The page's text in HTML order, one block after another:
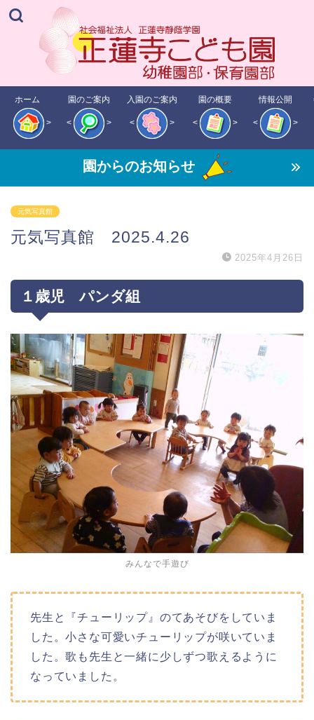
ホーム
>
園のご案内
< >
入園のご案内
< >
園の概要
< >
情報公開
< >
園からのお知らせ
元気写真館
元気写真館 2025.4.26
2025年4月26日
１歳児 パンダ組
みんなで手遊び
先生と『チューリップ』のてあそびをしていま
した。小さな可愛いチューリップが咲いていま
した。歌も先生と一緒に少しずつ歌えるように
なっていました。